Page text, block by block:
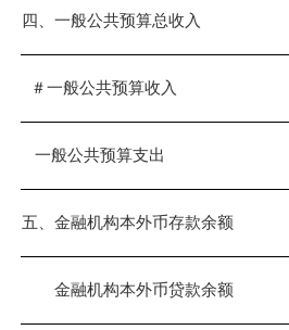
四、一般公共预算总收入
＃一般公共预算收入
一般公共预算支出
五、金融机构本外币存款余额
金融机构本外币贷款余额